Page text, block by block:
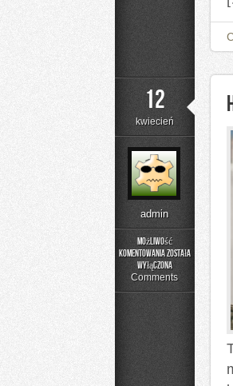
12
kwiecień
admin
Możliwość
komentowania
Historia
Gastronomii
została
wyłączona
Comments